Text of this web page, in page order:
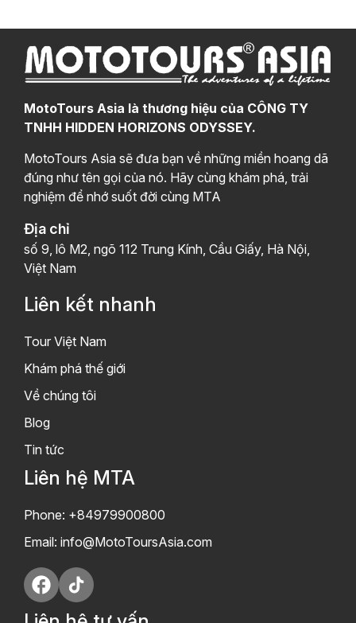
MotoTours Asia là thương hiệu của CÔNG TY
TNHH HIDDEN HORIZONS ODYSSEY.
MotoTours Asia sẽ đưa bạn về những miền hoang dã
đúng như tên gọi của nó. Hãy cùng khám phá, trải
nghiệm để nhớ suốt đời cùng MTA
Địa chỉ
số 9, lô M2, ngõ 112 Trung Kính, Cầu Giấy, Hà Nội,
Việt Nam
Liên kết nhanh
Tour Việt Nam
Khám phá thế giới
Về chúng tôi
Blog
Tin tức
Liên hệ MTA
Phone: +84979900800
Email: info@MotoToursAsia.com